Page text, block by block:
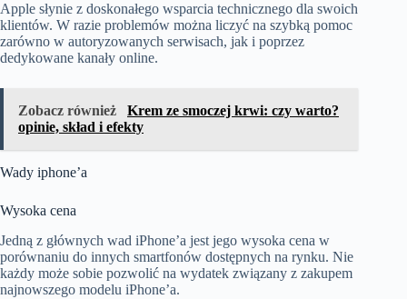
Apple słynie z doskonałego wsparcia technicznego dla swoich
klientów. W razie problemów można liczyć na szybką pomoc
zarówno w autoryzowanych serwisach, jak i poprzez
dedykowane kanały online.
Zobacz również
Krem ze smoczej krwi: czy warto?
opinie, skład i efekty
Wady iphone’a
Wysoka cena
Jedną z głównych wad iPhone’a jest jego wysoka cena w
porównaniu do innych smartfonów dostępnych na rynku. Nie
każdy może sobie pozwolić na wydatek związany z zakupem
najnowszego modelu iPhone’a.